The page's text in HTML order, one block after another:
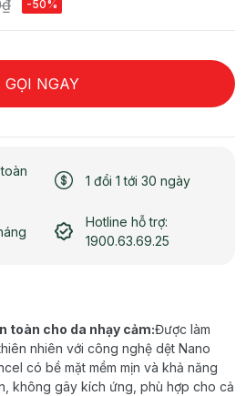
-50%
GỌI NGAY
1 đổi 1 tới 30 ngày
Hotline hỗ trợ:
1900.63.69.25
toàn cho da nhạy cảm:Được làm
nhiên với công nghệ dệt Nano
có bề mặt mềm mịn và khả năng
không gây kích ứng, phù hợp cho cả